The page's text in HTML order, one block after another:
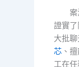
證實
大批
芯 、
工在